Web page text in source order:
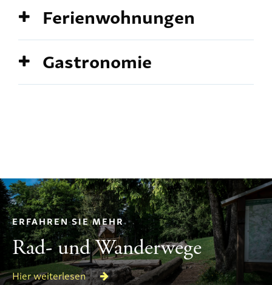
Ferienwohnungen
Gastronomie
ERFAHREN SIE MEHR
Rad- und Wanderwege
Hier weiterlesen